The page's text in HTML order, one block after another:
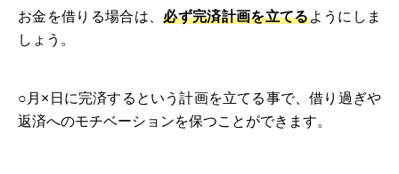
お金を借りる場合は、必ず完済計画を立てるようにしま
しょう。
○月×日に完済するという計画を立てる事で、借り過ぎや
返済へのモチベーションを保つことができます。